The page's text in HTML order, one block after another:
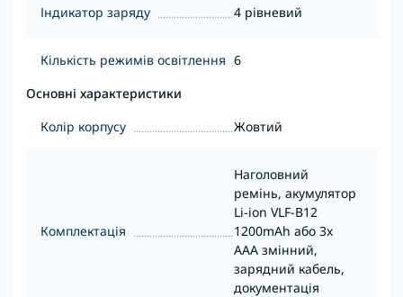
Індикатор заряду 4 рівневий
Кількість режимів освітлення 6
Основні характеристики
Колір корпусу
Жовтий
Комплектація
Наголовний
ремінь, акумулятор
Li-ion VLF-B12
1200mAh або 3x
AAA змінний,
зарядний кабель,
документація